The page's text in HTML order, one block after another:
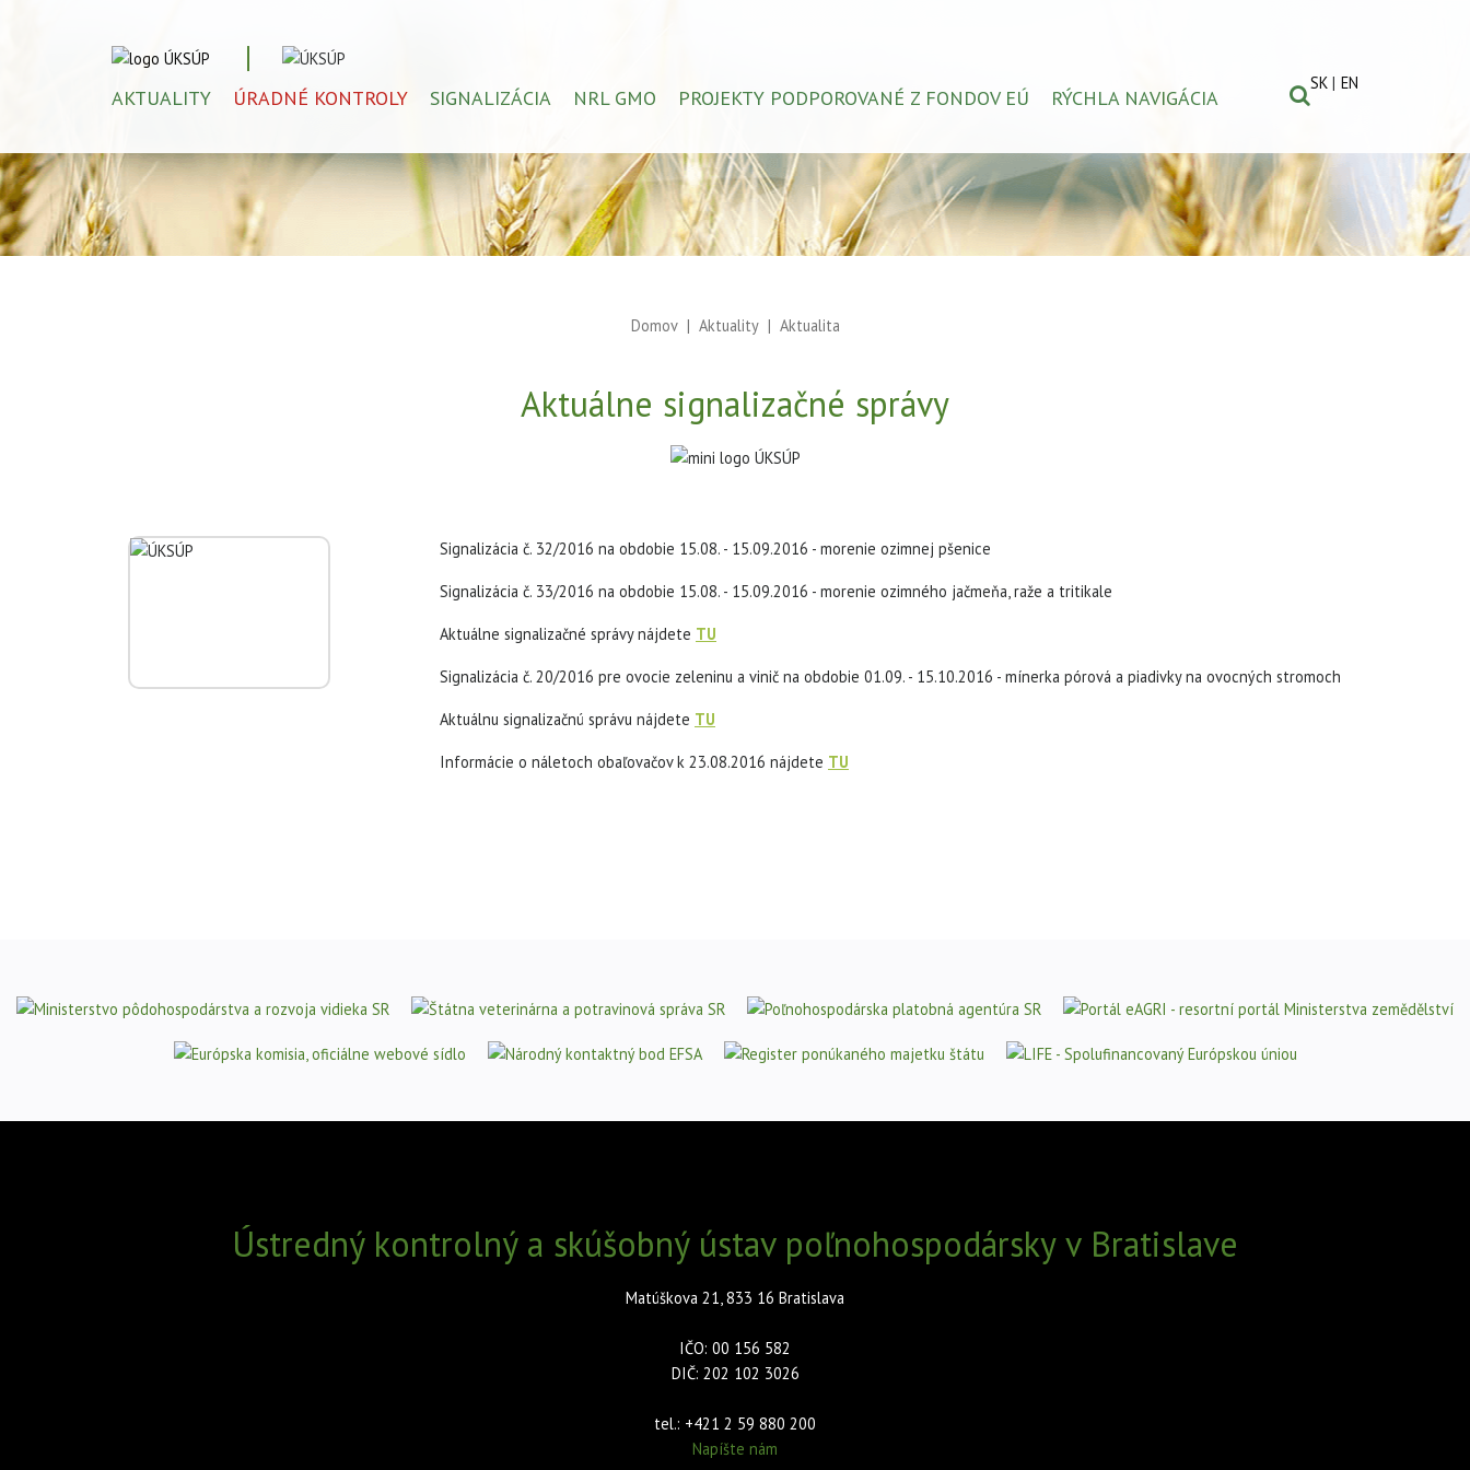
SK EN
AKTUALITY ÚRADNÉ KONTROLY SIGNALIZÁCIA NRL GMO PROJEKTY PODPOROVANÉ Z FONDOV EÚ RÝCHLA NAVIGÁCIA
Domov Aktuality Aktualita
Aktuálne signalizačné správy
Signalizácia č. 32/2016 na obdobie 15.08. - 15.09.2016 - morenie ozimnej pšenice
Signalizácia č. 33/2016 na obdobie 15.08. - 15.09.2016 - morenie ozimného jačmeňa, raže a tritikale
Aktuálne signalizačné správy nájdete TU
Signalizácia č. 20/2016 pre ovocie zeleninu a vinič na obdobie 01.09. - 15.10.2016 - mínerka pórová a piadivky na ovocných stromoch
Aktuálnu signalizačnú správu nájdete TU
Informácie o náletoch obaľovačov k 23.08.2016 nájdete TU
Ústredný kontrolný a skúšobný ústav poľnohospodársky v Bratislave
Matúškova 21, 833 16 Bratislava
IČO: 00 156 582
DIČ: 202 102 3026
tel.: +421 2 59 880 200
Napíšte nám